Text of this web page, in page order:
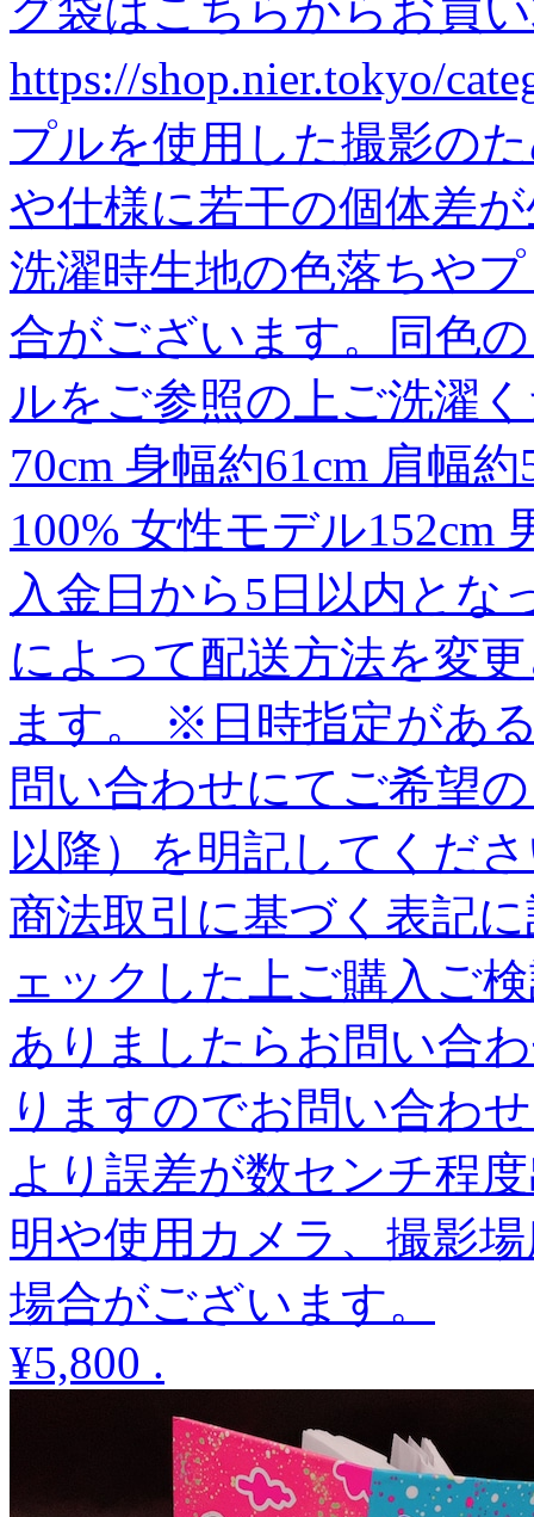
グ袋はこちらからお買
https://shop.nier.tokyo/
プルを使用した撮影の
や仕様に若干の個体差
洗濯時生地の色落ちや
合がございます。同色
ルをご参照の上ご洗濯
70cm 身幅約61cm 肩幅
100% 女性モデル152cm
入金日から5日以内と
によって配送方法を変
ます。 ※日時指定があ
問い合わせにてご希望
以降）を明記してくだ
商法取引に基づく表記
ェックした上ご購入ご
ありましたらお問い合
りますのでお問い合わ
より誤差が数センチ程
明や使用カメラ、撮影
場合がございます。
¥5,800 .